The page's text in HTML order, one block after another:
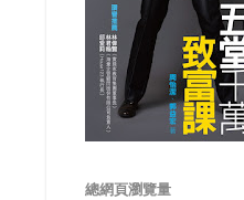
總網頁瀏覽量